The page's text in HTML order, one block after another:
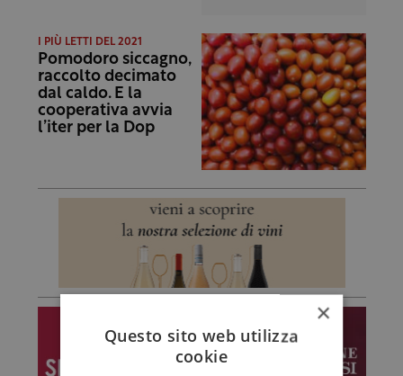
I PIÙ LETTI DEL 2021
Pomodoro siccagno,
raccolto decimato
dal caldo. E la
cooperativa avvia
l’iter per la Dop
×
Questo sito web utilizza
cookie